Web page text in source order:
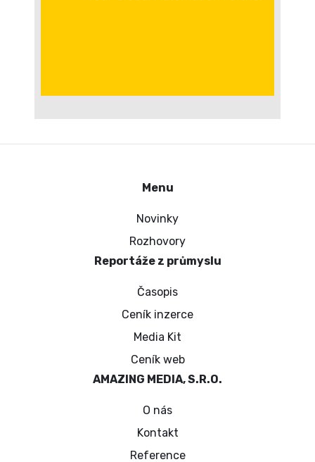
Menu
Novinky
Rozhovory
Reportáže z průmyslu
Časopis
Ceník inzerce
Media Kit
Ceník web
AMAZING MEDIA, S.R.O.
O nás
Kontakt
Reference